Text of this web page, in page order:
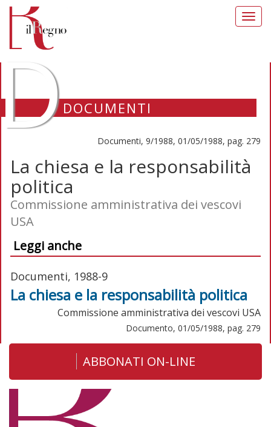
DOCUMENTI
Documenti, 9/1988, 01/05/1988, pag. 279
La chiesa e la responsabilità
politica
Commissione amministrativa dei vescovi
USA
Leggi anche
Documenti, 1988-9
La chiesa e la responsabilità politica
Commissione amministrativa dei vescovi USA
Documento, 01/05/1988, pag. 279
ABBONATI ON-LINE